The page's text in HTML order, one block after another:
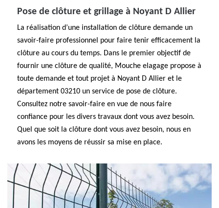
Pose de clôture et grillage à Noyant D Allier
La réalisation d’une installation de clôture demande un
savoir-faire professionnel pour faire tenir efficacement la
clôture au cours du temps. Dans le premier objectif de
fournir une clôture de qualité, Mouche elagage propose à
toute demande et tout projet à Noyant D Allier et le
département 03210 un service de pose de clôture.
Consultez notre savoir-faire en vue de nous faire
confiance pour les divers travaux dont vous avez besoin.
Quel que soit la clôture dont vous avez besoin, nous en
avons les moyens de réussir sa mise en place.